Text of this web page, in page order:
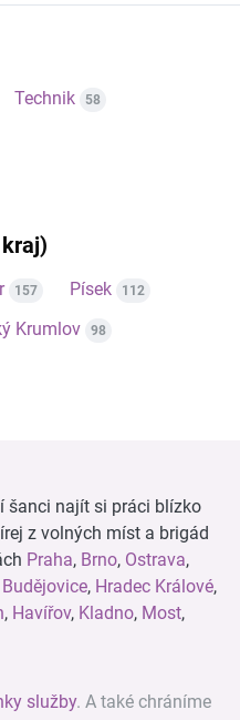
Technik 58
157 Písek 112
Krumlov 98
šanci najít si práci blízko
z volných míst a brigád
Praha, Brno, Ostrava,
Budějovice, Hradec Králové,
, Havířov, Kladno, Most,
služby. A také chráníme